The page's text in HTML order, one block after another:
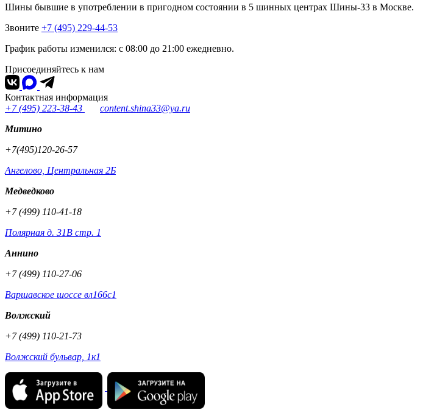
Шины бывшие в употреблении в пригодном состоянии в 5 шинных центрах Шины-33 в Москве.
Звоните +7 (495) 229-44-53
График работы изменился: с 08:00 до 21:00 ежедневно.
Присоединяйтесь к нам
Контактная информация
+7 (495) 223-38-43
content.shina33@ya.ru
Митино
+7(495)120-26-57
Ангелово, Центральная 2Б
Медведково
+7 (499) 110-41-18
Полярная д. 31В стр. 1
Аннино
+7 (499) 110-27-06
Варшавское шоссе вл166с1
Волжский
+7 (499) 110-21-73
Волжский бульвар, 1к1